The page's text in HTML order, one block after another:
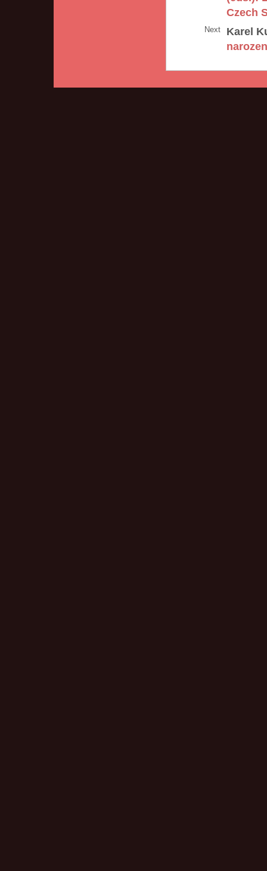
Czech
Next
Karel